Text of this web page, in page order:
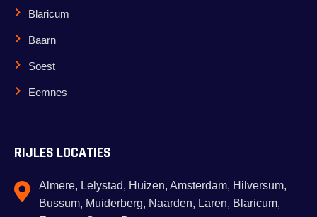
Blaricum
Baarn
Soest
Eemnes
RIJLES LOCATIES
Almere, Lelystad, Huizen, Amsterdam, Hilversum,
Bussum, Muiderberg, Naarden, Laren, Blaricum,